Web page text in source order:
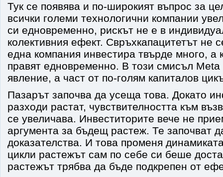
Тук се появява и по-широкият въпрос за
всички големи технологични компании
си едновременно, рискът не е в
колективния ефект. Свръхкапацитетът не
една компания инвестира твърде много, а
правят едновременно. В този смисъл
явление, а част от по-голям капиталов
Пазарът започва да усеща това. Докато
разходи растат, чувствителността към
се увеличава. Инвеститорите вече не
аргумента за бъдещ растеж. Те започват
доказателства. И това променя
цикли растежът сам по себе си беше
растежът трябва да бъде подкрепен от